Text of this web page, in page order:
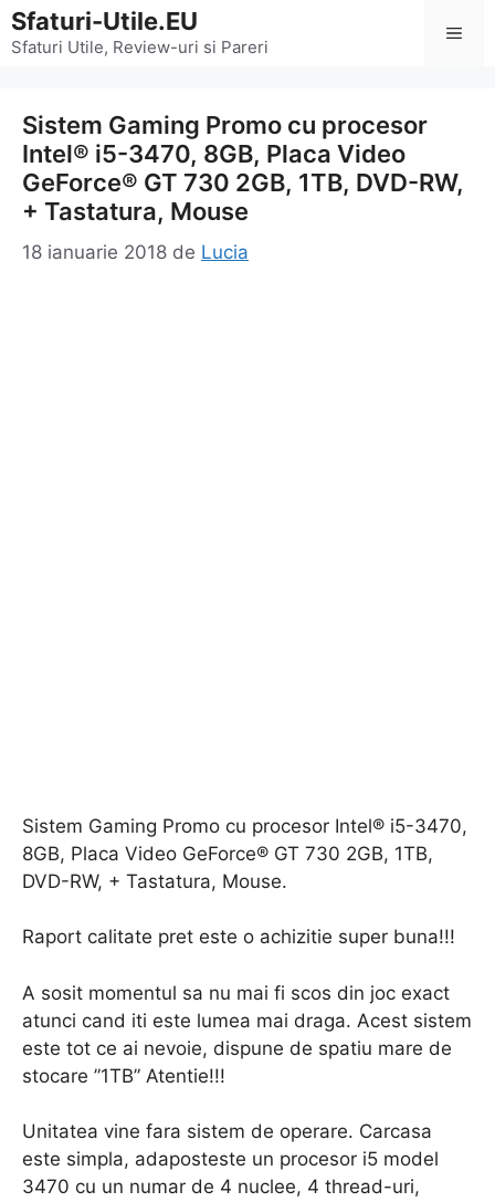
Sari
la
Sfaturi-Utile.EU
Sfaturi Utile, Review-uri si Pareri
Sistem Gaming Promo cu procesor
Intel® i5-3470, 8GB, Placa Video
GeForce® GT 730 2GB, 1TB, DVD-RW,
+ Tastatura, Mouse
18 ianuarie 2018 de Lucia
Sistem Gaming Promo cu procesor Intel® i5-3470,
8GB, Placa Video GeForce® GT 730 2GB, 1TB,
DVD-RW, + Tastatura, Mouse.
Raport calitate pret este o achizitie super buna!!!
A sosit momentul sa nu mai fi scos din joc exact
atunci cand iti este lumea mai draga. Acest sistem
este tot ce ai nevoie, dispune de spatiu mare de
stocare ”1TB” Atentie!!!
Unitatea vine fara sistem de operare. Carcasa
este simpla, adaposteste un procesor i5 model
3470 cu un numar de 4 nuclee, 4 thread-uri,